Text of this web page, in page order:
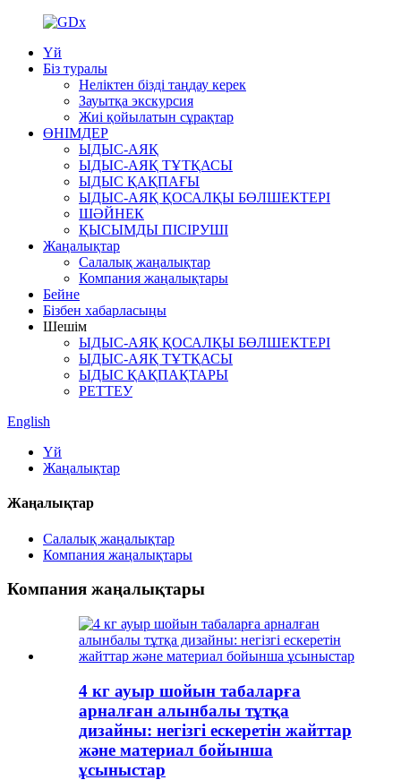
Үй
Біз туралы
Неліктен бізді таңдау керек
Зауытқа экскурсия
Жиі қойылатын сұрақтар
ӨНІМДЕР
ЫДЫС-АЯҚ
ЫДЫС-АЯҚ ТҰТҚАСЫ
ЫДЫС ҚАҚПАҒЫ
ЫДЫС-АЯҚ ҚОСАЛҚЫ БӨЛШЕКТЕРІ
ШӘЙНЕК
ҚЫСЫМДЫ ПІСІРУШІ
Жаңалықтар
Салалық жаңалықтар
Компания жаңалықтары
Бейне
Бізбен хабарласыңы
Шешім
ЫДЫС-АЯҚ ҚОСАЛҚЫ БӨЛШЕКТЕРІ
ЫДЫС-АЯҚ ТҰТҚАСЫ
ЫДЫС ҚАҚПАҚТАРЫ
РЕТТЕУ
English
Үй
Жаңалықтар
Жаңалықтар
Салалық жаңалықтар
Компания жаңалықтары
Компания жаңалықтары
4 кг ауыр шойын табаларға
арналған алынбалы тұтқа
дизайны: негізгі ескеретін жайттар
және материал бойынша
ұсыныстар